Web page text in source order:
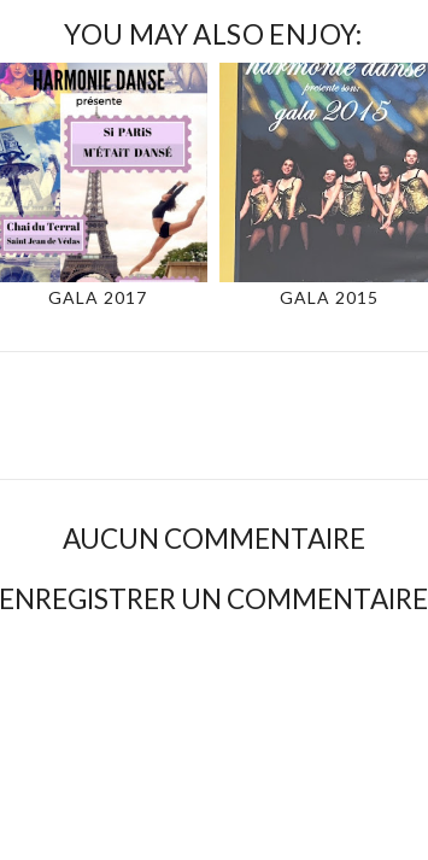
YOU MAY ALSO ENJOY:
GALA 2017 GALA 2015
AUCUN COMMENTAIRE
ENREGISTRER UN COMMENTAIRE